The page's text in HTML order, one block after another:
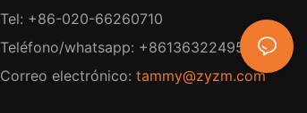
Tel: +86-020-66260710
Teléfono/whatsapp: +8613632249532
Correo electrónico: tammy@zyzm.com